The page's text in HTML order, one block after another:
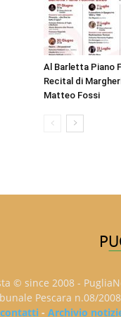
Al Barletta Piano
Recital di
Matteo Fossi
© since 2008 -
Pescara n.08/
contatti -Archivio